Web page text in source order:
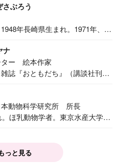
ぶろう
年長崎県生まれ。1971年、
ナ
ター 絵本作家
誌『おともだち』（講談社刊）
動物科学研究所 所長
ほ乳動物学者。東京水産大学卒
っと見る